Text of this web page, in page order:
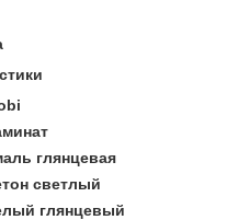
глянцевая
светлый
глянцевый